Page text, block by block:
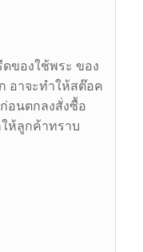
ดของใช้พระ ของ
อาจะทำให้สต๊อค
อนตกลงสั่งซื้อ
ห้ลูกค้าทราบ